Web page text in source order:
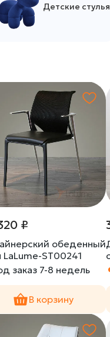
Детские стулья
₽
обеденный
LaLume-ST00241
заказ 7-8 недель
В корзину